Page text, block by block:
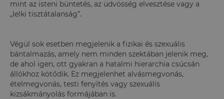
mint az isteni büntetés, az üdvösség elvesztése vagy a
„lelki tisztátalanság”.
Végül sok esetben megjelenik a fizikai és szexuális
bántalmazás, amely nem minden szektában jelenik meg,
de ahol igen, ott gyakran a hatalmi hierarchia csúcsán
állókhoz kötődik. Ez megjelenhet alvásmegvonás,
ételmegvonás, testi fenyítés vagy szexuális
kizsákmányolás formájában is.